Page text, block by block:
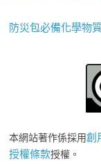
防災包必備化學物
本網站著作係採用創
授權條款授權。